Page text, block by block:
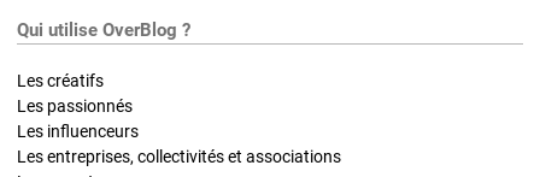
Qui utilise OverBlog ?
Les créatifs
Les passionnés
Les influenceurs
Les entreprises, collectivités et associations